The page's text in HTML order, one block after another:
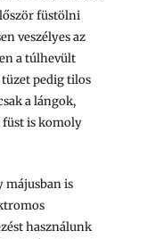
füstölni
veszélyes az
a túlhevült
pedig tilos
a lángok,
füst is komoly
májusban is
használunk